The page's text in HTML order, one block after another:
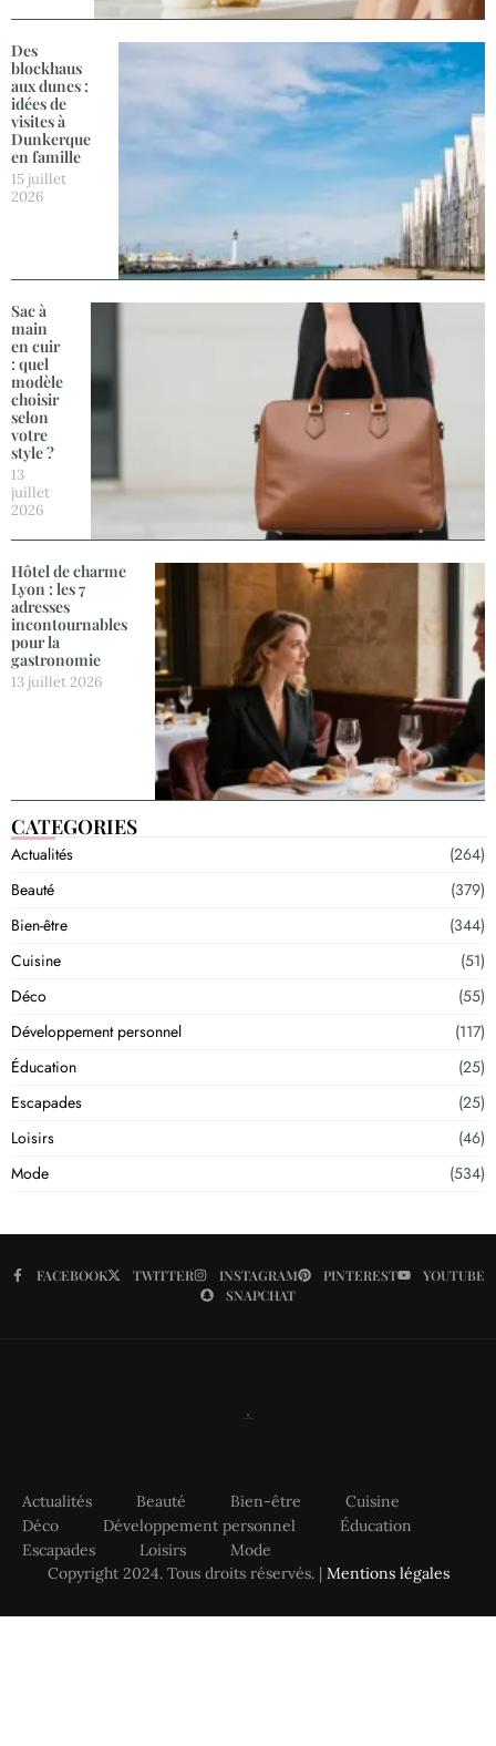
Des
blockhaus
aux dunes :
idées de
visites à
Dunkerque
en famille
15 juillet
2026
Sac à
main
en cuir
: quel
modèle
choisir
selon
votre
style ?
13
juillet
2026
Hôtel de charme
Lyon : les 7
adresses
incontournables
pour la
gastronomie
13 juillet 2026
CATEGORIES
Actualités
(264)
Beauté
(379)
Bien-être
(344)
Cuisine
(51)
Déco
(55)
Développement personnel
(117)
Éducation
(25)
Escapades
(25)
Loisirs
(46)
Mode
(534)
FACEBOOK TWITTER INSTAGRAM PINTEREST
YOUTUBE
SNAPCHAT
Actualités Beauté Bien-être
Cuisine
Déco
Développement personnel
Éducation
Escapades
Loisirs
Mode
Copyright 2024. Tous droits réservés. | Mentions légales